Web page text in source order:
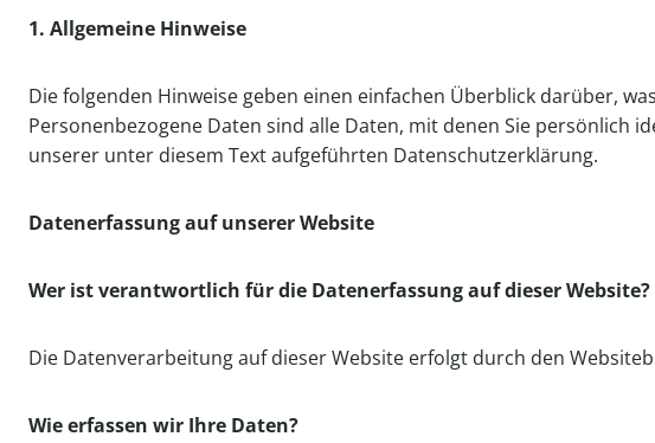
1. Allgemeine Hinweise
Die folgenden Hinweise geben einen einfachen Überblick darüber,
Personenbezogene Daten sind alle Daten, mit denen Sie
unserer unter diesem Text aufgeführten Datenschutzerklärung.
Datenerfassung auf unserer Website
Wer ist verantwortlich für die Datenerfassung auf dieser Website?
Die Datenverarbeitung auf dieser Website erfolgt durch den
Wie erfassen wir Ihre Daten?